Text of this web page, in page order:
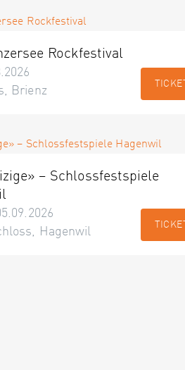
Rockfestival
Brienz
– Schlossfestspiele
Hagenwil